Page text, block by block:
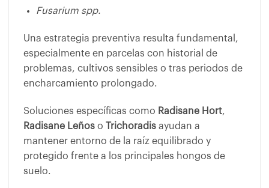
Fusarium spp.
Una estrategia preventiva resulta fundamental,
especialmente en parcelas con historial de
problemas, cultivos sensibles o tras periodos de
encharcamiento prolongado.
Soluciones específicas como Radisane Hort,
Radisane Leños o Trichoradis ayudan a
mantener entorno de la raíz equilibrado y
protegido frente a los principales hongos de
suelo.